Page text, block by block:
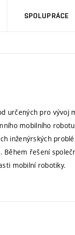
SPOLUPRÁCE
určených pro vývoj
mobilního
inženýrských
řešení
mobilní robotiky.